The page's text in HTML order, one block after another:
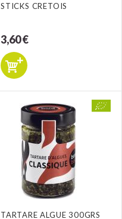
STICKS CRETOIS
3,60 €
TARTARE ALGUE 300GRS